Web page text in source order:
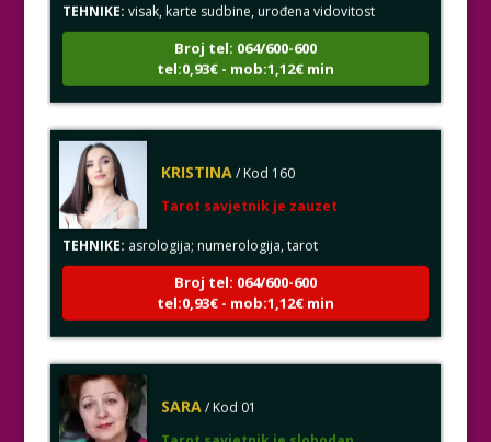
Broj tel: 064/600-600
tel:0,93€ - mob:1,12€ min
Tarot savjetnik je zauzet
TEHNIKE:asrologija; numerologija, tarot
Broj tel: 064/600-600
tel:0,93€ - mob:1,12€ min
Tarot savjetnik je slobodan